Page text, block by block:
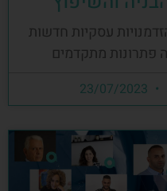
עסקיות חדשות
פתרונות מתקדמים